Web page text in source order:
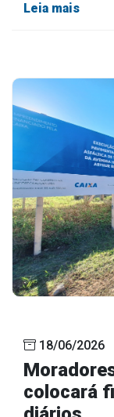
Leia mais
18/06/2026
colocará